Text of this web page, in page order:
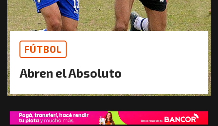
FÚTBOL
Abren el Absoluto